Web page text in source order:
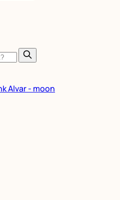
Alvar - moon